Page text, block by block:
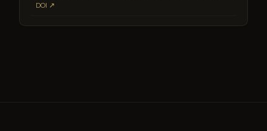
DOI ↗